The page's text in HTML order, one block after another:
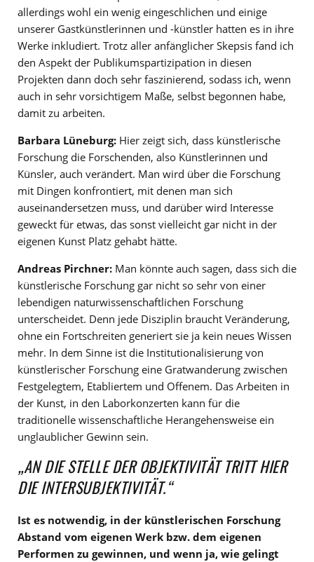
allerdings wohl ein wenig eingeschlichen und einige
unserer Gastkünstlerinnen und -künstler hatten es in ihre
Werke inkludiert. Trotz aller anfänglicher Skepsis fand ich
den Aspekt der Publikumspartizipation in diesen
Projekten dann doch sehr faszinierend, sodass ich, wenn
auch in sehr vorsichtigem Maße, selbst begonnen habe,
damit zu arbeiten.
Barbara Lüneburg: Hier zeigt sich, dass künstlerische
Forschung die Forschenden, also Künstlerinnen und
Künsler, auch verändert. Man wird über die Forschung
mit Dingen konfrontiert, mit denen man sich
auseinandersetzen muss, und darüber wird Interesse
geweckt für etwas, das sonst vielleicht gar nicht in der
eigenen Kunst Platz gehabt hätte.
Andreas Pirchner: Man könnte auch sagen, dass sich die
künstlerische Forschung gar nicht so sehr von einer
lebendigen naturwissenschaftlichen Forschung
unterscheidet. Denn jede Disziplin braucht Veränderung,
ohne ein Fortschreiten generiert sie ja kein neues Wissen
mehr. In dem Sinne ist die Institutionalisierung von
künstlerischer Forschung eine Gratwanderung zwischen
Festgelegtem, Etabliertem und Offenem. Das Arbeiten in
der Kunst, in den Laborkonzerten kann für die
traditionelle wissenschaftliche Herangehensweise ein
unglaublicher Gewinn sein.
„AN DIE STELLE DER OBJEKTIVITÄT TRITT HIER
DIE INTERSUBJEKTIVITÄT.“
Ist es notwendig, in der künstlerischen Forschung
Abstand vom eigenen Werk bzw. dem eigenen
Performen zu gewinnen, und wenn ja, wie gelingt